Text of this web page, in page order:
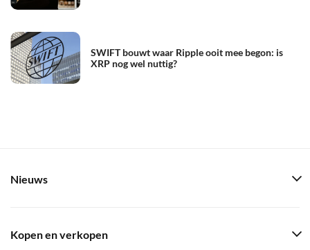
SWIFT bouwt waar Ripple ooit mee begon: is
XRP nog wel nuttig?
Nieuws
Kopen en verkopen